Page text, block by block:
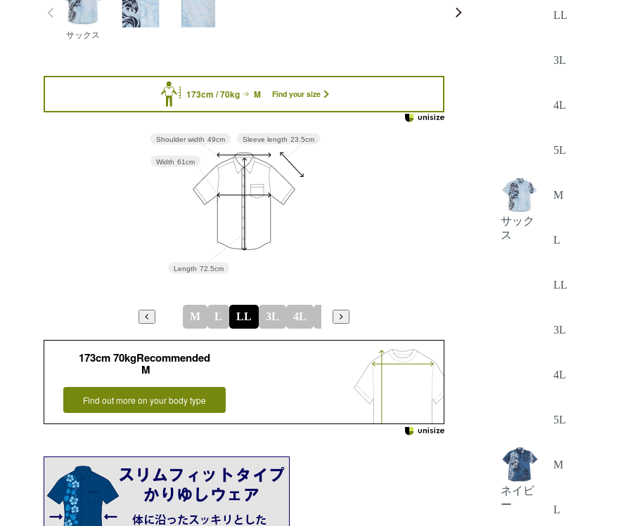
サックス
173cm / 70kg M Find your size
Sleeve length 23.5cm
Length 72.5cm
Width 61cm
Shoulder width 49cm
M L LL 3L 4L
173cm 70kgRecommended
M
Find out more on your body type
LL
3L
4L
5L
サック
ス
M
L
LL
3L
4L
5L
ネイビ
ー
M
L